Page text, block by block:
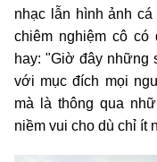
nhạc lẫn hình ảnh
chiêm nghiệm cô
hay: "Giờ đây những
với mục đích mọi
mà là thông qua
niềm vui cho dù chỉ ít